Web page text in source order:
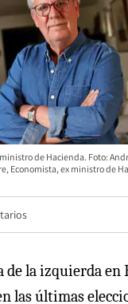
de Hacienda. Foto:
Economista, ex ministro de
la izquierda en
las últimas